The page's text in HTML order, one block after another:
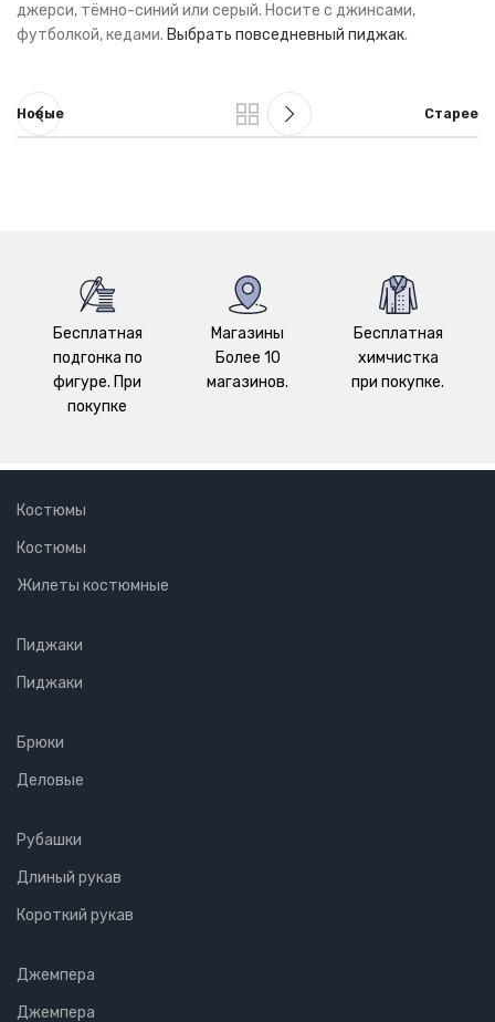
джерси, тёмно-синий или серый. Носите с джинсами,
футболкой, кедами. Выбрать повседневный пиджак.
Новые Старее
Бесплатная
подгонка по
фигуре. При
покупке
Магазины
Более 10
магазинов.
Бесплатная
химчистка
при покупке.
Костюмы
Костюмы
Жилеты костюмные
Пиджаки
Пиджаки
Брюки
Деловые
Рубашки
Длиный рукав
Короткий рукав
Джемпера
Джемпера